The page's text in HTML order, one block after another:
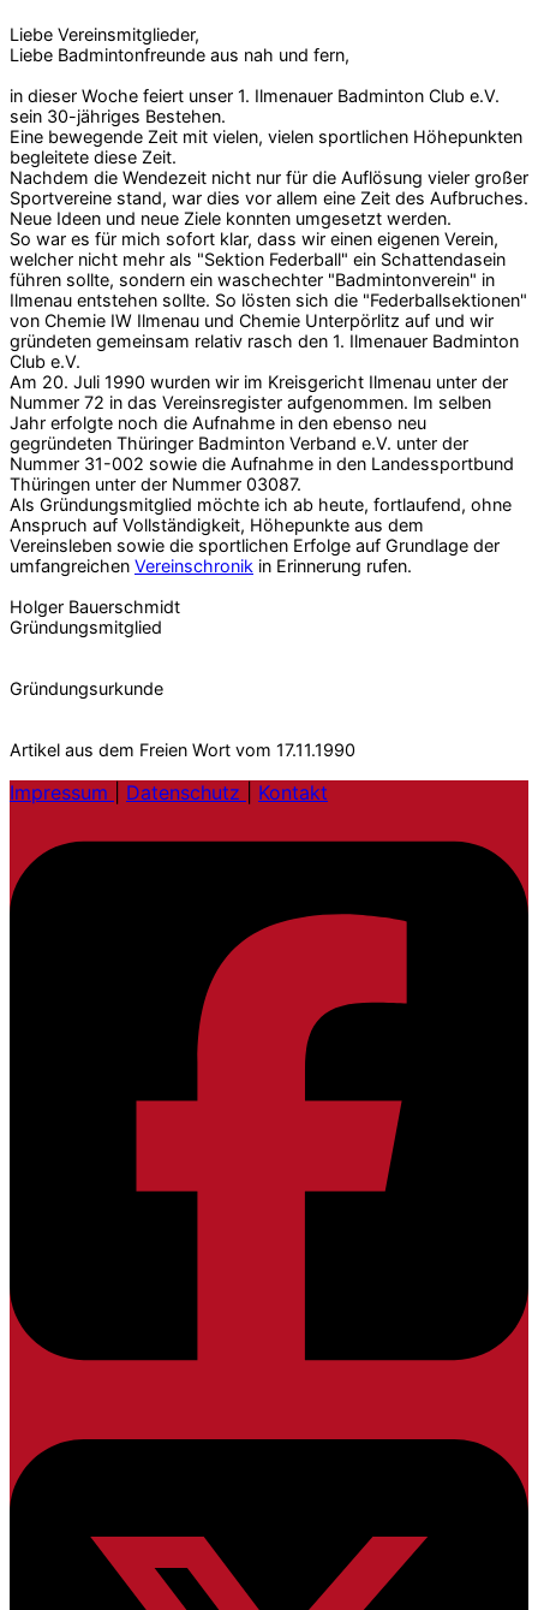
Liebe Vereinsmitglieder,
Liebe Badmintonfreunde aus nah und fern,
in dieser Woche feiert unser 1. Ilmenauer Badminton Club e.V.
sein 30-jähriges Bestehen.
Eine bewegende Zeit mit vielen, vielen sportlichen Höhepunkten
begleitete diese Zeit.
Nachdem die Wendezeit nicht nur für die Auflösung vieler großer
Sportvereine stand, war dies vor allem eine Zeit des Aufbruches.
Neue Ideen und neue Ziele konnten umgesetzt werden.
So war es für mich sofort klar, dass wir einen eigenen Verein,
welcher nicht mehr als "Sektion Federball" ein Schattendasein
führen sollte, sondern ein waschechter "Badmintonverein" in
Ilmenau entstehen sollte. So lösten sich die "Federballsektionen"
von Chemie IW Ilmenau und Chemie Unterpörlitz auf und wir
gründeten gemeinsam relativ rasch den 1. Ilmenauer Badminton
Club e.V.
Am 20. Juli 1990 wurden wir im Kreisgericht Ilmenau unter der
Nummer 72 in das Vereinsregister aufgenommen. Im selben
Jahr erfolgte noch die Aufnahme in den ebenso neu
gegründeten Thüringer Badminton Verband e.V. unter der
Nummer 31-002 sowie die Aufnahme in den Landessportbund
Thüringen unter der Nummer 03087.
Als Gründungsmitglied möchte ich ab heute, fortlaufend, ohne
Anspruch auf Vollständigkeit, Höhepunkte aus dem
Vereinsleben sowie die sportlichen Erfolge auf Grundlage der
umfangreichen Vereinschronik in Erinnerung rufen.
Holger Bauerschmidt
Gründungsmitglied
Gründungsurkunde
Artikel aus dem Freien Wort vom 17.11.1990
Impressum Datenschutz Kontakt